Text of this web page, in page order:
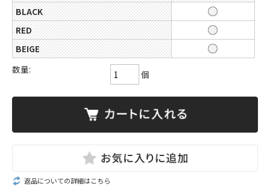
BLACK
RED
BEIGE
数量:
個
返品についての詳細はこちら